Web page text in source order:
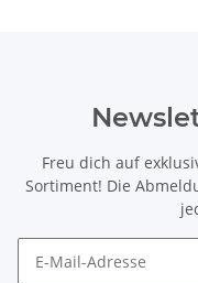
Freu dich auf
Sortiment! Die